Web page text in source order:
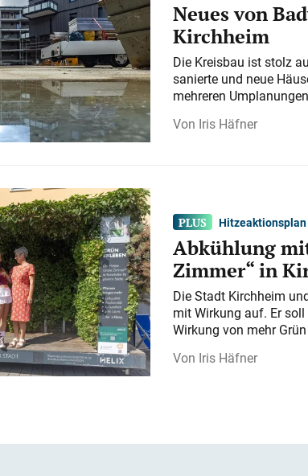
Neues von
Kirchheim
Die Kreisbau ist stolz
sanierte und neue
mehreren
Iris Häfner
Hitzeaktionsplan
Abkühlung
Zimmer“ in
Die Stadt Kirchheim
mit Wirkung auf. Er
Wirkung von mehr
Iris Häfner